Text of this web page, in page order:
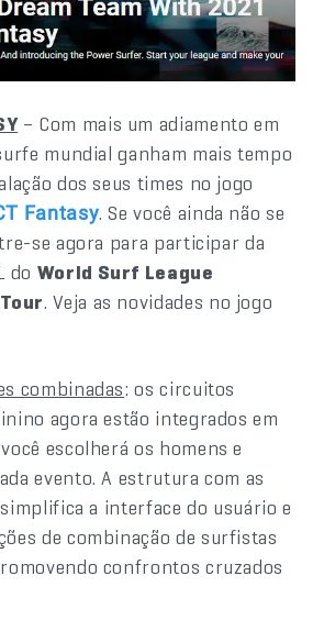
– Com mais um adiamento em
mundial ganham mais tempo
dos seus times no jogo
Fantasy. Se você ainda não se
se agora para participar da
do World Surf League
. Veja as novidades no jogo
combinadas: os circuitos
agora estão integrados em
escolherá os homens e
evento. A estrutura com as
a interface do usuário e
de combinação de surfistas
confrontos cruzados